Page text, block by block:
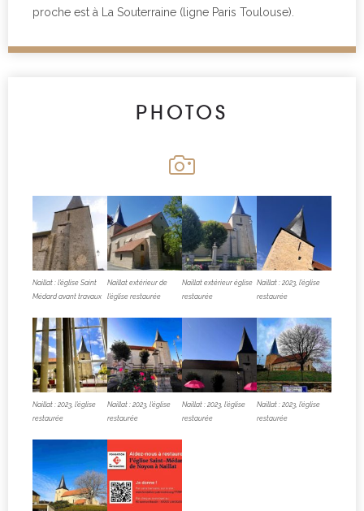
proche est à La Souterraine (ligne Paris Toulouse).
PHOTOS
Naillat : l’église Saint
Médard avant travaux
Naillat extérieur de
l’église restaurée
Naillat extérieur église
restaurée
Naillat : 2023, l’église
restaurée
Naillat : 2023, l’église
restaurée
Naillat : 2023, l’église
restaurée
Naillat : 2023, l’église
restaurée
Naillat : 2023, l’église
restaurée